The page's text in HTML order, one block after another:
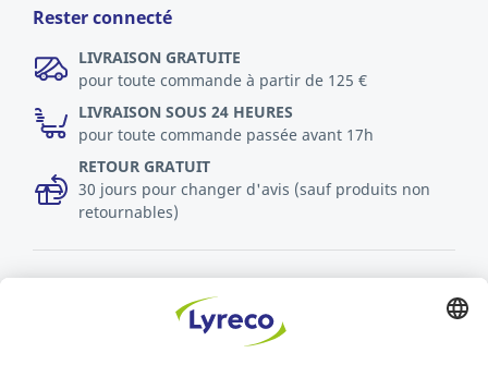
Rester connecté
LIVRAISON GRATUITE
pour toute commande à partir de 125 €
LIVRAISON SOUS 24 HEURES
pour toute commande passée avant 17h
RETOUR GRATUIT
30 jours pour changer d'avis (sauf produits non
retournables)